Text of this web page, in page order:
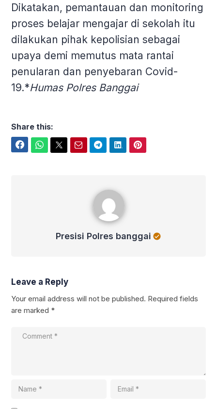
Dikatakan, pemantauan dan monitoring
proses belajar mengajar di sekolah itu
dilakukan pihak kepolisian sebagai
upaya demi memutus mata rantai
penularan dan penyebaran Covid-
19.*Humas Polres Banggai
Share this:
Presisi Polres banggai
Leave a Reply
Your email address will not be published. Required fields
are marked *